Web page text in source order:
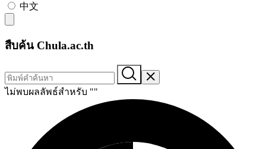
中文
สืบค้น Chula.ac.th
ไม่พบผลลัพธ์สำหรับ ""